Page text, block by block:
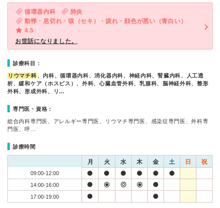
循環器内科
肺炎
動悸・息切れ・咳（セキ）・疲れ・顔色が悪い（青白い）
4.5
お世話になりました。
診療科目：
リウマチ科 、内科、循環器内科、消化器内科、神経内科、腎臓内科、人工透
析、緩和ケア（ホスピス）、外科、心臓血管外科、乳腺科、脳神経外科、整形
外科、形成外科、リ…
専門医・資格：
総合内科専門医、アレルギー専門医、リウマチ専門医、感染症専門医、外科専
門医、呼…
診療時間
月 火 水 木 金 土 日 祝
09:00-12:00
14:00-16:00
17:00-19:00